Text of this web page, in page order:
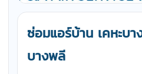
ซ่อมแอร์บ้าน เคหะบา
บางพลี